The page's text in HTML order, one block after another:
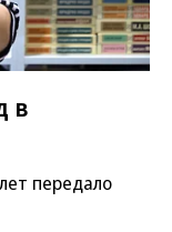
в
передало